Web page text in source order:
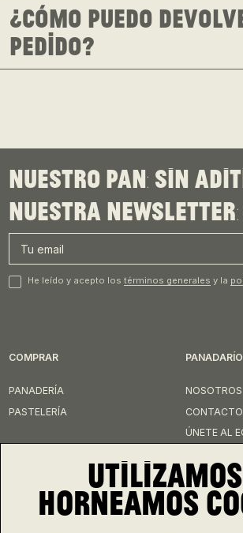
¿Cómo puedo
pedido?
Nuestro pan: sin
Nuestra newsletter:
He leído y acepto los términos generales y la
COMPRAR
PANADERÍA
PASTELERÍA
PANADARÍO
NOSOTROS
CONTACTO
ÚNETE AL
INSTAGRAMHORNEAMOS